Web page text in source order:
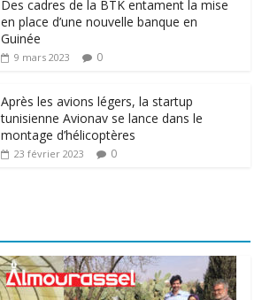
Des cadres de la BTK entament la mise
en place d’une nouvelle banque en
Guinée
9 mars 2023 0
Après les avions légers, la startup
tunisienne Avionav se lance dans le
montage d’hélicoptères
23 février 2023 0